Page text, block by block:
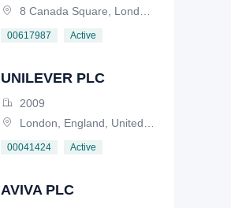
8 Canada Square, London, E14 5HQ, United Kingdom
00617987 Active
UNILEVER PLC
2009
London, England, United Kingdom
00041424 Active
AVIVA PLC